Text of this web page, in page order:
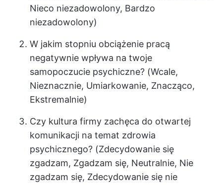
Nieco niezadowolony, Bardzo
niezadowolony)
W jakim stopniu obciążenie pracą
negatywnie wpływa na twoje
samopoczucie psychiczne? (Wcale,
Nieznacznie, Umiarkowanie, Znacząco,
Ekstremalnie)
Czy kultura firmy zachęca do otwartej
komunikacji na temat zdrowia
psychicznego? (Zdecydowanie się
zgadzam, Zgadzam się, Neutralnie, Nie
zgadzam się, Zdecydowanie się nie